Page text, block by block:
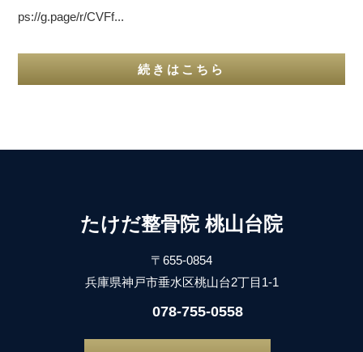
ps://g.page/r/CVFf...
続きはこちら
たけだ整骨院 桃山台院
〒655-0854
兵庫県神戸市垂水区桃山台2丁目1-1
078-755-0558